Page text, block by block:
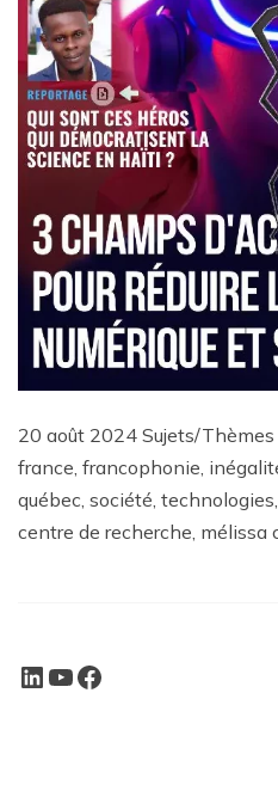
20 août 2024 Sujets/Thèmes
france, francophonie,
québec, société,
centre de recherche,